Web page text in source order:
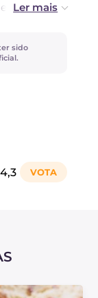
lo,
sido
4,3